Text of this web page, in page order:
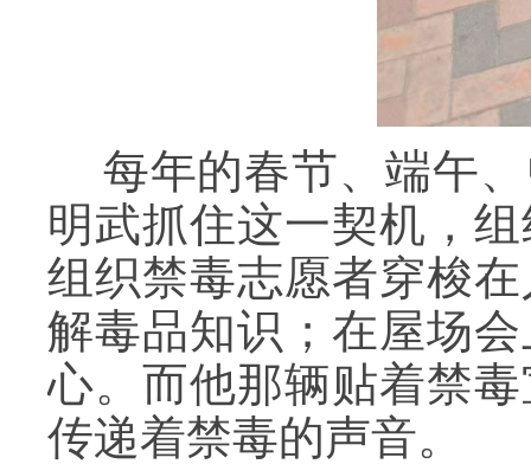
每年的春节、端午
明武抓住这一契机，
组织禁毒志愿者穿梭
解毒品知识；在屋场
心。而他那辆贴着禁
传递着禁毒的声音。